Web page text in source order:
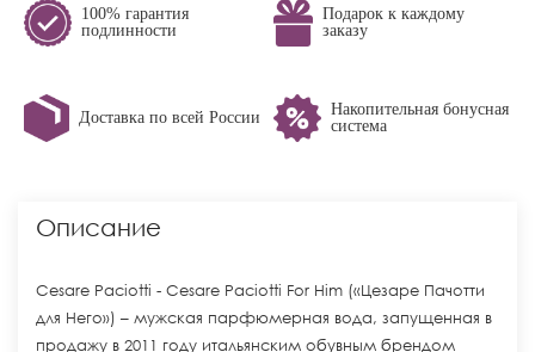
100% гарантия
подлинности
Подарок к каждому
заказу
Доставка по всей России
Накопительная бонусная
система
Описание
Cesare Paciotti - Cesare Paciotti For Him («Цезаре Пачотти
для Него») – мужская парфюмерная вода, запущенная в
продажу в 2011 году итальянским обувным брендом